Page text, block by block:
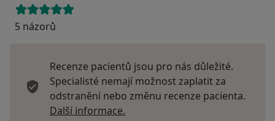
5 názorů
Recenze pacientů jsou pro nás důležité.
Specialisté nemají možnost zaplatit za
odstranění nebo změnu recenze pacienta.
Další informace.